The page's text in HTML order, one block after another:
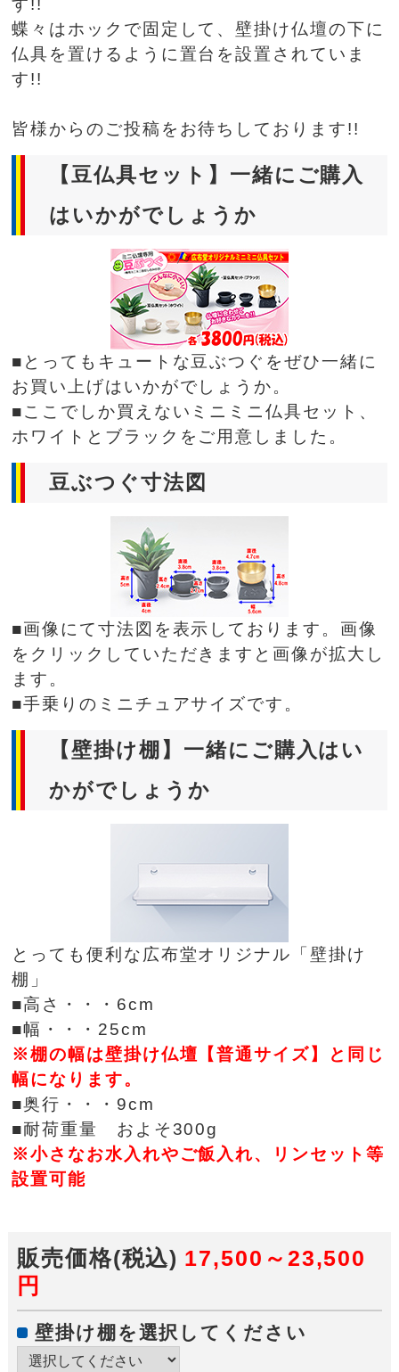
す!!
蝶々はホックで固定して、壁掛け仏壇の下に
仏具を置けるように置台を設置されていま
す!!
皆様からのご投稿をお待ちしております!!
【豆仏具セット】一緒にご購入
はいかがでしょうか
■とってもキュートな豆ぶつぐをぜひ一緒に
お買い上げはいかがでしょうか。
■ここでしか買えないミニミニ仏具セット、
ホワイトとブラックをご用意しました。
豆ぶつぐ寸法図
■画像にて寸法図を表示しております。画像
をクリックしていただきますと画像が拡大し
ます。
■手乗りのミニチュアサイズです。
【壁掛け棚】一緒にご購入はい
かがでしょうか
とっても便利な広布堂オリジナル「壁掛け
棚」
■高さ・・・6cm
■幅・・・25cm
※棚の幅は壁掛け仏壇【普通サイズ】と同じ
幅になります。
■奥行・・・9cm
■耐荷重量 およそ300g
※小さなお水入れやご飯入れ、リンセット等
設置可能
販売価格(税込) 17,500～23,500
円
壁掛け棚を選択してください